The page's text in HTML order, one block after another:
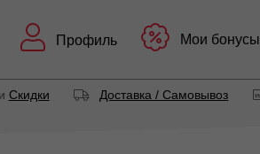
Профиль Мои бонусы
Скидки Доставка / Самовывоз